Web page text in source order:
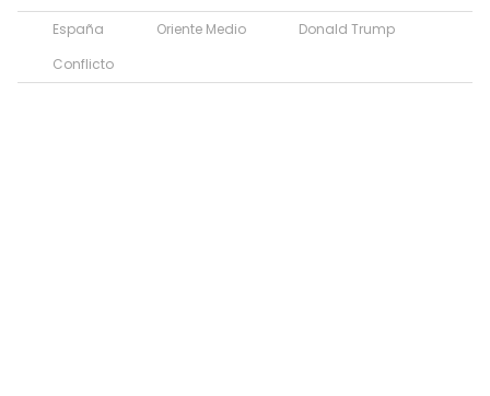
España Oriente Medio
Donald Trump
Conflicto